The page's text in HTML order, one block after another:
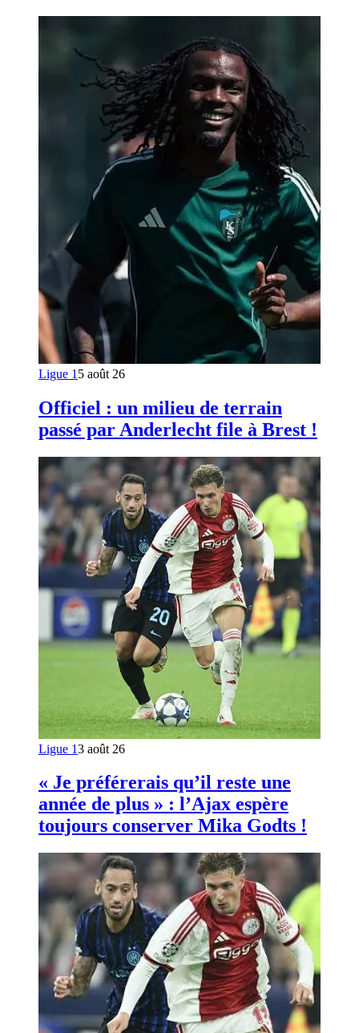
Ligue 1 5 août 26
Officiel : un milieu de terrain
passé par Anderlecht file à Brest !
Ligue 13 août 26
« Je préférerais qu’il reste une
année de plus » : l’Ajax espère
toujours conserver Mika Godts !